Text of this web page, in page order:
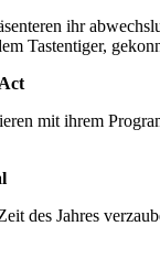
ihr
Tastentiger,
mit ihrem
des Jahres